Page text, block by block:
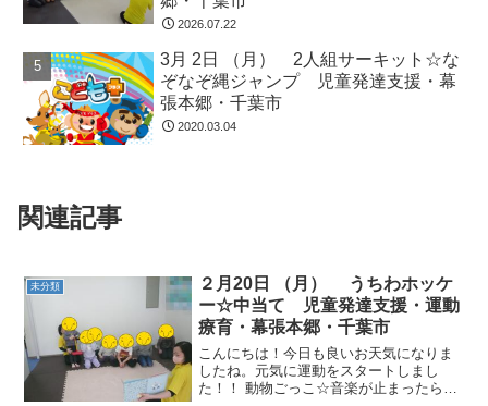
2026.07.22
3月 2日 （月） 2人組サーキット☆な
ぞなぞ縄ジャンプ 児童発達支援・幕
張本郷・千葉市
2020.03.04
関連記事
未分類
２月20日 （月） うちわホッケ
ー☆中当て 児童発達支援・運動
療育・幕張本郷・千葉市
こんにちは！今日も良いお天気になりま
したね。元気に運動をスタートしまし
た！！ 動物ごっこ☆音楽が止まったら、